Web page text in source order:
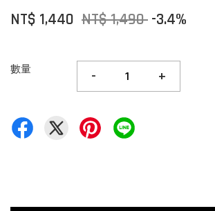
NT$ 1,440 NT$ 1,490 -3.4%
數量 - +